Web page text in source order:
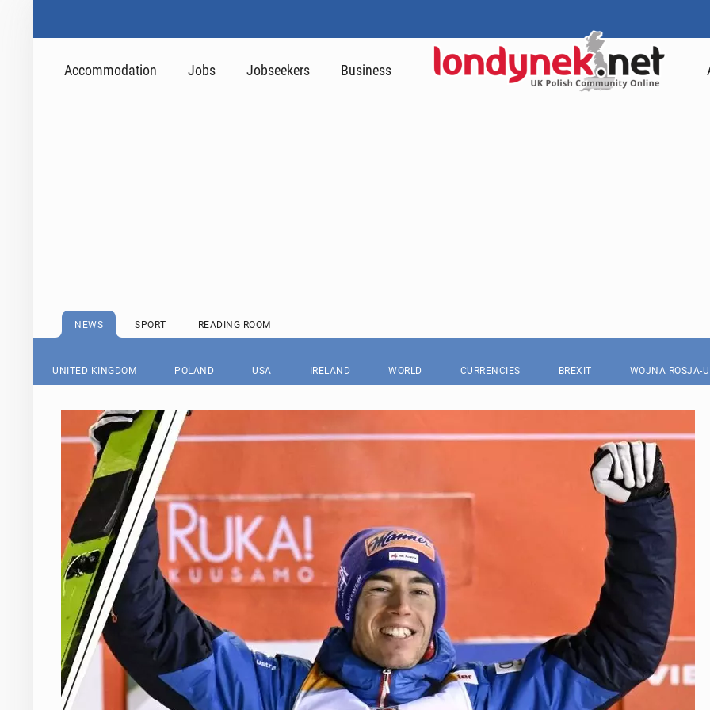
Accommodation Jobs Jobseekers Business
NEWS SPORT READING ROOM
UNITED KINGDOM POLAND USA IRELAND WORLD CURRENCIES BREXIT WOJNA ROSJA-